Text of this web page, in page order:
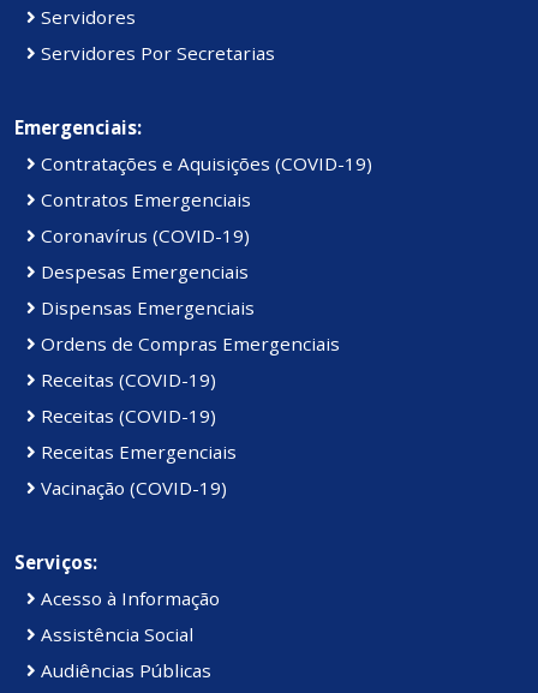
Servidores
Servidores Por Secretarias
Emergenciais:
Contratações e Aquisições (COVID-19)
Contratos Emergenciais
Coronavírus (COVID-19)
Despesas Emergenciais
Dispensas Emergenciais
Ordens de Compras Emergenciais
Receitas (COVID-19)
Receitas (COVID-19)
Receitas Emergenciais
Vacinação (COVID-19)
Serviços:
Acesso à Informação
Assistência Social
Audiências Públicas